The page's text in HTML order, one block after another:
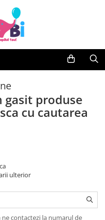
gasit produse
cu cautarea
ulterior
contactezi la numarul de